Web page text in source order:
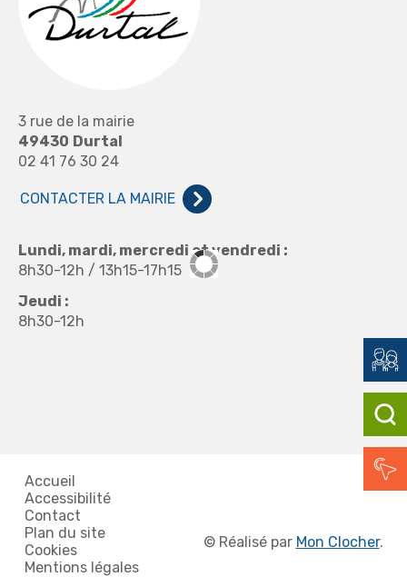
3 rue de la mairie
49430 Durtal
02 41 76 30 24
CONTACTER LA MAIRIE
Lundi, mardi, mercredi et vendredi :
8h30-12h / 13h15-17h15
Jeudi :
8h30-12h
Accueil
Accessibilité
Contact
Plan du site
Cookies
Mentions légales
© Réalisé par Mon Clocher.